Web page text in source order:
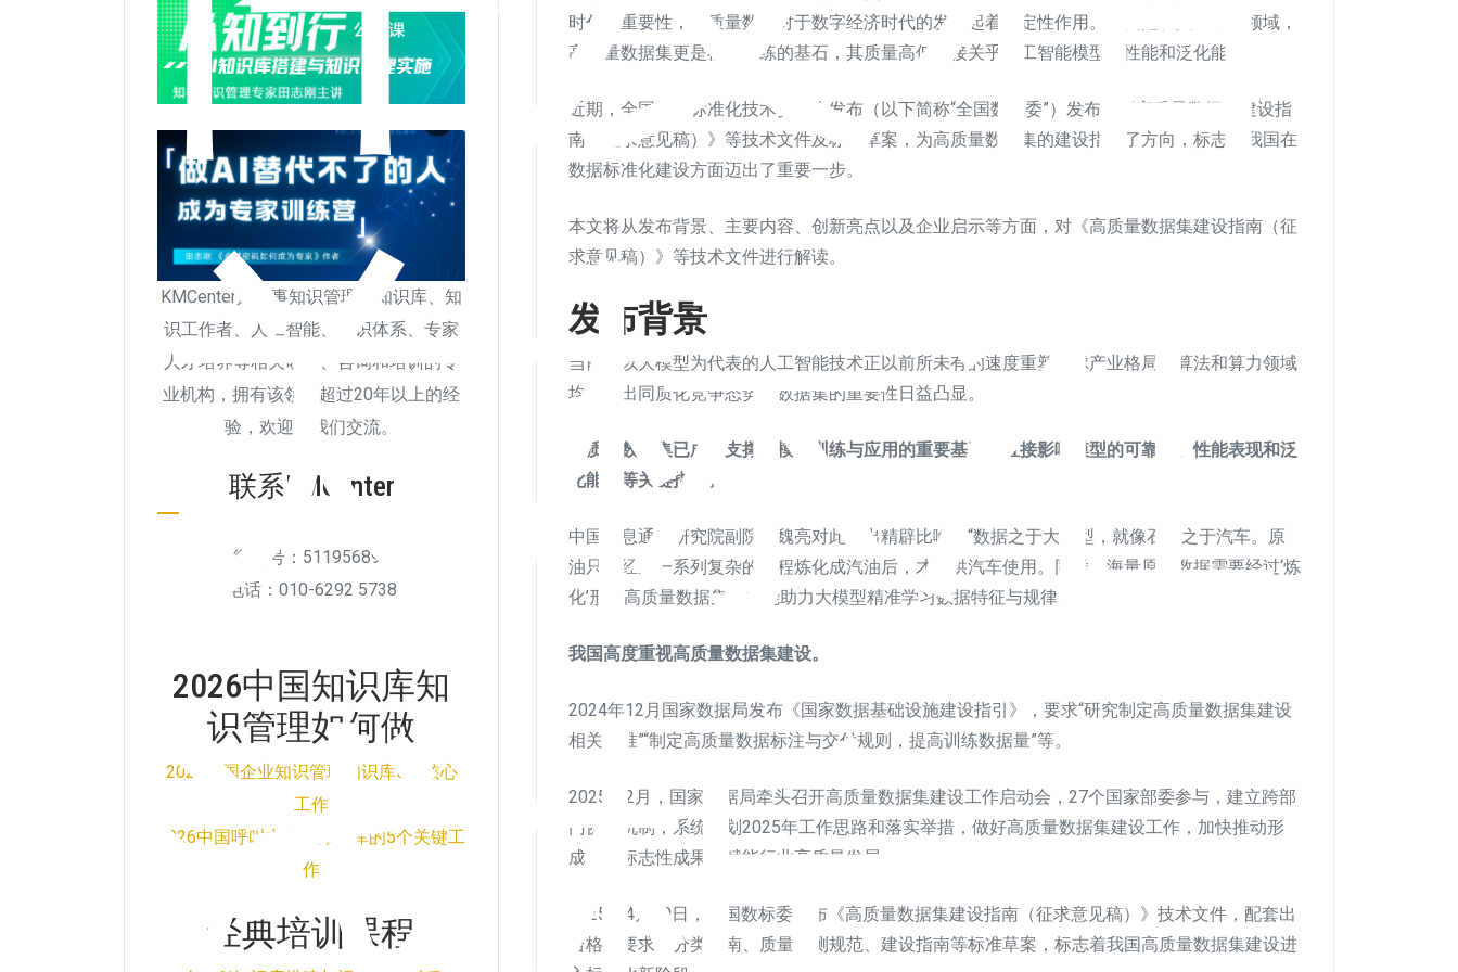
关标准
时代的重要性，高质量数据对于数字经济时代的发展起着决定性作用。尤其是在人工智能领域，
高质量数据集更是模型训练的基石，其质量高低直接关乎人工智能模型的性能和泛化能力。
近期，全国数据标准化技术委员会发布（以下简称“全国数标委”）发布了《高质量数据集建设指
南（征求意见稿）》等技术文件及标准草案，为高质量数据集的建设指明了方向，标志着我国在
数据标准化建设方面迈出了重要一步。
本文将从发布背景、主要内容、创新亮点以及企业启示等方面，对《高质量数据集建设指南（征
求意见稿）》等技术文件进行解读。
发布背景
当前，以大模型为代表的人工智能技术正以前所未有的速度重塑全球产业格局。算法和算力领域
均呈现出同质化竞争态势，数据集的重要性日益凸显。
高质量数据集已成为支撑大模型训练与应用的重要基石，直接影响模型的可靠性、性能表现和泛
化能力等关键指标。
中国信息通信研究院副院长魏亮对此作出精辟比喻：“数据之于大模型，就像石油之于汽车。原
油只有经过一系列复杂的过程炼化成汽油后，才能供汽车使用。同样，海量原始数据需要经过‘炼
化’形成高质量数据集，才能助力大模型精准学习数据特征与规律。”
我国高度重视高质量数据集建设。
2024年12月国家数据局发布《国家数据基础设施建设指引》，要求“研究制定高质量数据集建设
相关标准”“制定高质量数据标注与交付规则，提高训练数据量”等。
2025年2月，国家数据局牵头召开高质量数据集建设工作启动会，27个国家部委参与，建立跨部
门协同机制，系统谋划2025年工作思路和落实举措，做好高质量数据集建设工作，加快推动形
成一批标志性成果，赋能行业高质量发展。
2025年4月30日，全国数标委发布《高质量数据集建设指南（征求意见稿）》技术文件，配套出
台格式要求、分类指南、质量评测规范、建设指南等标准草案，标志着我国高质量数据集建设进
KMCenter是从事知识管理、知识库、知
识工作者、人工智能、知识体系、专家
人才培养等相关研究、咨询和培训的专
业机构，拥有该领域超过20年以上的经
验，欢迎与我们交流。
联系KMCenter
微信号：511956894
电话：010-6292 5738
2026中国知识库知
识管理如何做
2026中国企业知识管理知识库5个核心
工作
2026中国呼叫中心AI知识库的5个关键工
作
经典培训课程